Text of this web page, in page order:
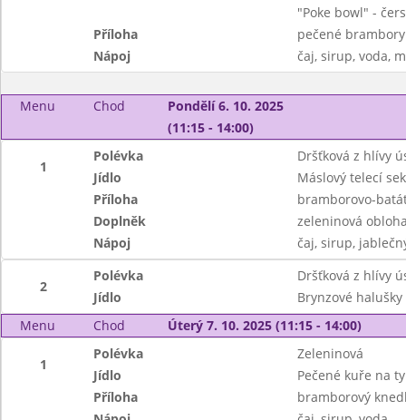
"Poke bowl" -
Příloha
pečené brambory
Nápoj
čaj, sirup, voda,
Menu Chod
Pondělí 6. 10. 2025
(11:15 - 14:00)
1
Polévka
Dršťková z hlívy
Jídlo
Máslový telecí
Příloha
bramborovo-
Doplněk
zeleninová
Nápoj
čaj, sirup,
2
Polévka
Dršťková z hlívy
Jídlo
Brynzové halušky
Menu
Chod Úterý 7. 10. 2025 (11:15 - 14:00)
1
Polévka
Zeleninová
Jídlo
Pečené kuře na
Příloha
bramborový